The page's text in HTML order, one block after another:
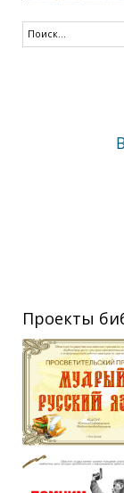
Проекты